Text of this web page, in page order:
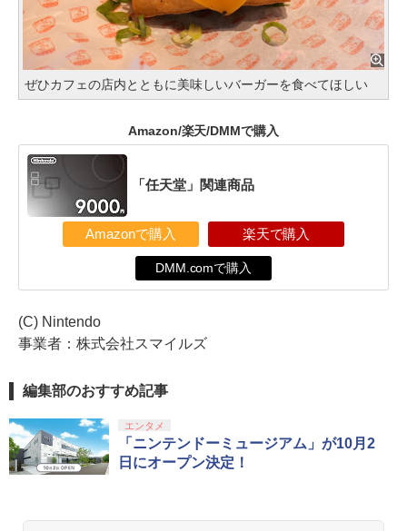
ぜひカフェの店内とともに美味しいバーガーを食べてほしい
Amazon/楽天/DMMで購入
「任天堂」関連商品
Amazonで購入 楽天で購入
DMM.comで購入
(C) Nintendo
事業者：株式会社スマイルズ
編集部のおすすめ記事
エンタメ
「ニンテンドーミュージアム」が10月2
日にオープン決定！